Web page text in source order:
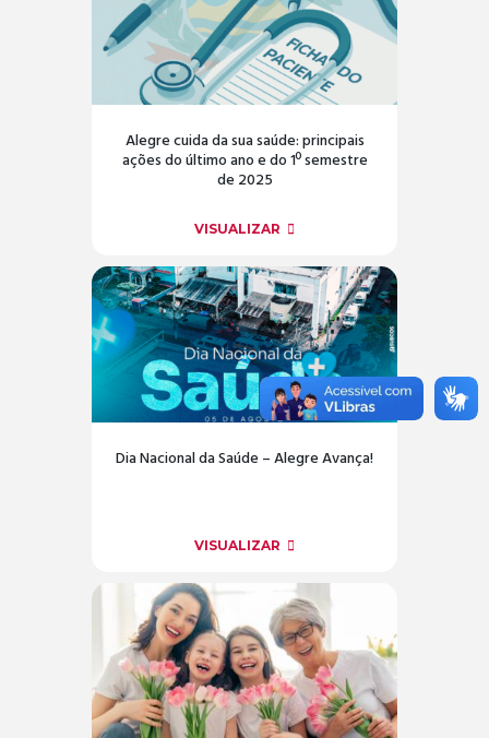
Alegre cuida da sua saúde: principais
ações do último ano e do 1º semestre
de 2025
VISUALIZAR
Dia Nacional da Saúde – Alegre Avança!
VISUALIZAR